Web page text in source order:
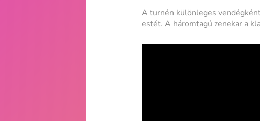
A turnén különleges
estét. A háromtagú zenekar a